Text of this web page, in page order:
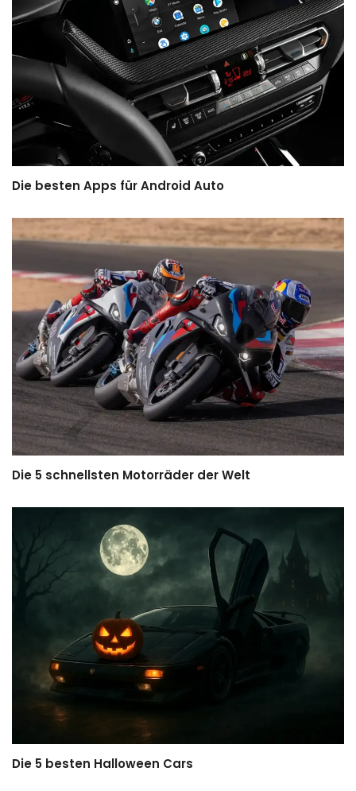
Die besten Apps für Android Auto
Die 5 schnellsten Motorräder der Welt
Die 5 besten Halloween Cars